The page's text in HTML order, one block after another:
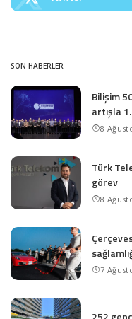
SON HABERLER
Bilişim
artışla
8
Türk
görev
8
7